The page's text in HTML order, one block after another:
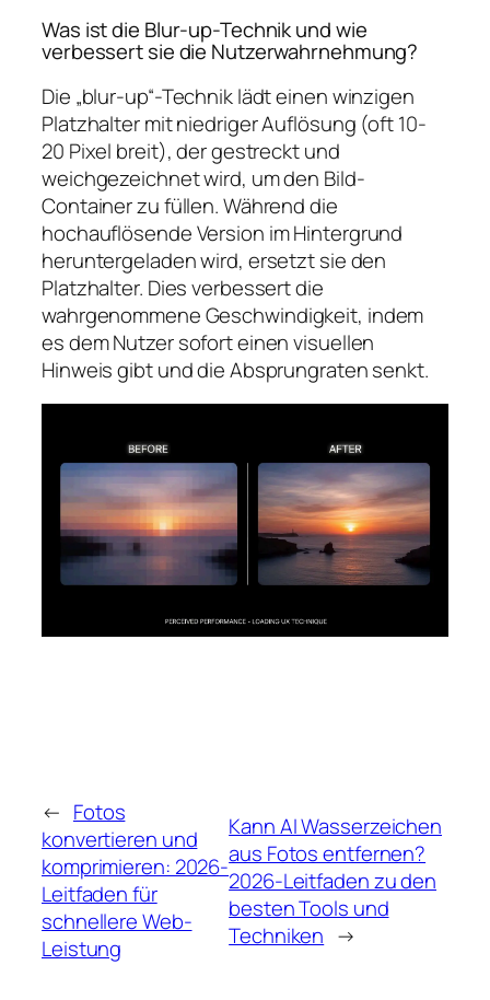
Was ist die Blur-up-Technik und wie
verbessert sie die Nutzerwahrnehmung?
Die „blur-up“-Technik lädt einen winzigen
Platzhalter mit niedriger Auflösung (oft 10-
20 Pixel breit), der gestreckt und
weichgezeichnet wird, um den Bild-
Container zu füllen. Während die
hochauflösende Version im Hintergrund
heruntergeladen wird, ersetzt sie den
Platzhalter. Dies verbessert die
wahrgenommene Geschwindigkeit, indem
es dem Nutzer sofort einen visuellen
Hinweis gibt und die Absprungraten senkt.
← Fotos
konvertieren und
komprimieren: 2026-
Leitfaden für
schnellere Web-
Leistung
Kann AI Wasserzeichen
aus Fotos entfernen?
2026-Leitfaden zu den
besten Tools und
Techniken →